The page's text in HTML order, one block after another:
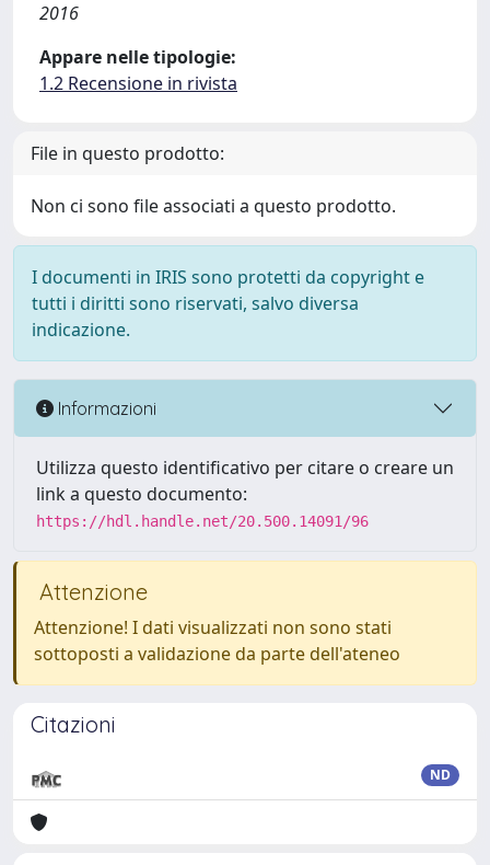
2016
Appare nelle tipologie:
1.2 Recensione in rivista
File in questo prodotto:
Non ci sono file associati a questo prodotto.
I documenti in IRIS sono protetti da copyright e
tutti i diritti sono riservati, salvo diversa
indicazione.
Informazioni
Utilizza questo identificativo per citare o creare un
link a questo documento:
https://hdl.handle.net/20.500.14091/96
Attenzione
Attenzione! I dati visualizzati non sono stati
sottoposti a validazione da parte dell'ateneo
Citazioni
ND